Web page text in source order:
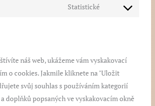
Statistické
náš web, ukážeme vám vyskakovací
o cookies. Jakmile kliknete na "Uložit
svůj souhlas s používáním kategorií
doplňků popsaných ve vyskakovacím okně